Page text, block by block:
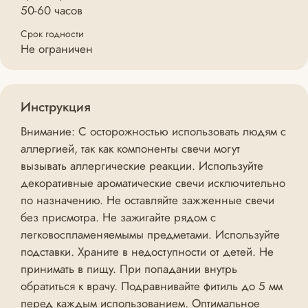
50-60 часов
Срок годности
Не ограничен
Инструкция
Внимание: С осторожностью использовать людям с
аллергией, так как компоненты свечи могут
вызывать аллергические реакции. Используйте
декоративные ароматические свечи исключительно
по назначению. Не оставляйте зажженные свечи
без присмотра. Не зажигайте рядом с
легковоспламеняемымы предметами. Используйте
подставки. Храните в недоступности от детей. Не
принимать в пищу. При попадании внутрь
обратиться к врачу. Подравнивайте фитиль до 5 мм
перед каждым использованием. Оптимальное